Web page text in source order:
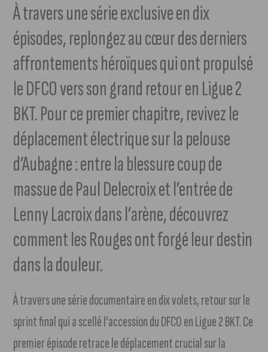
À travers une série exclusive en dix
épisodes, replongez au cœur des derniers
affrontements héroïques qui ont propulsé
le DFCO vers son grand retour en Ligue 2
BKT. Pour ce premier chapitre, revivez le
déplacement électrique sur la pelouse
d’Aubagne : entre la blessure coup de
massue de Paul Delecroix et l’entrée de
Lenny Lacroix dans l’arène, découvrez
comment les Rouges ont forgé leur destin
dans la douleur.
À travers une série documentaire en dix volets, retour sur le
sprint final qui a scellé l’accession du DFCO en Ligue 2 BKT. Ce
premier épisode retrace le déplacement crucial sur la